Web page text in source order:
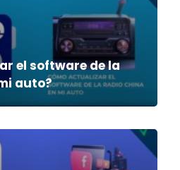
el software de la
auto?